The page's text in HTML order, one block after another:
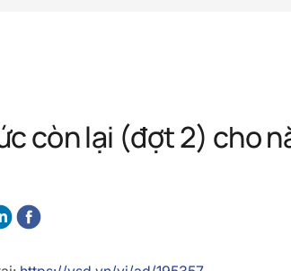
còn lại (đợt 2) cho